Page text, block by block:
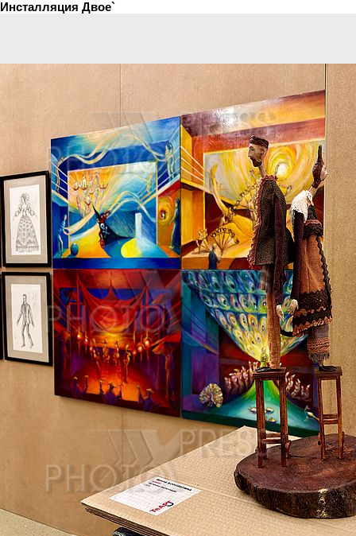
Инсталляция Двое`